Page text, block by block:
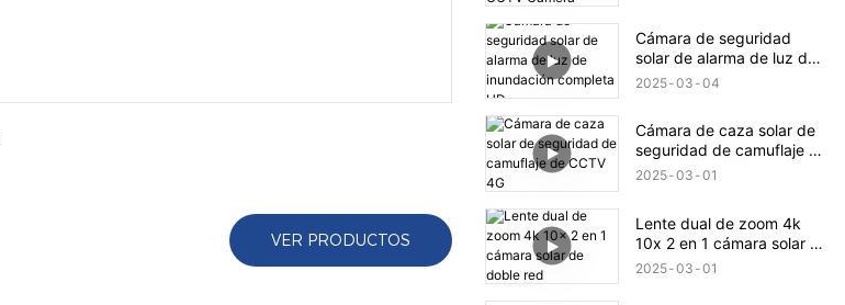
VER PRODUCTOS
Cámara de seguridad
solar de alarma de luz de
inundación completa HD
2025 03 04
Cámara de caza solar de
seguridad de camuflaje de
CCTV 4G
2025 03 01
Lente dual de zoom 4k
10x 2 en 1 cámara solar de
doble red
2025 03 01